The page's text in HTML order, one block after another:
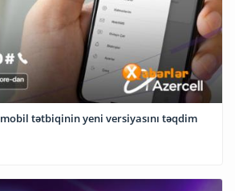
tətbiqinin yeni versiyasını təqdim